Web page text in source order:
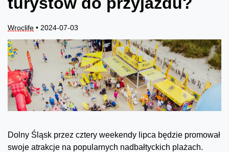
Wroclife • 2024-07-03
Dolny Śląsk przez cztery weekendy lipca będzie promował
swoje atrakcje na popularnych nadbałtyckich plażach.